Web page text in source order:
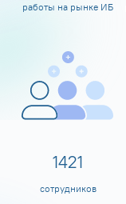
работы на рынке ИБ
1597
сотрудников